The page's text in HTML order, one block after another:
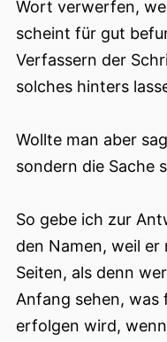
Wort verwerfen,
scheint für gut
Verfassern der
solches hinters
Wollte man aber
sondern die Sache
So gebe ich zur
den Namen, weil
Seiten, als denn
Anfang sehen,
erfolgen wird,